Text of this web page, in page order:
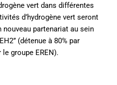
vert dans différentes
d’hydrogène vert seront
nouveau partenariat au sein
(détenue à 80% par
groupe EREN).